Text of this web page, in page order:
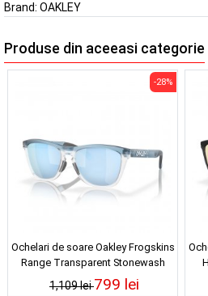
Brand: OAKLEY
Produse din aceeasi categorie
Ochelari de soare Oakley Frogskins
Range Transparent Stonewash
Prizm Deep Water Polarized
1,109 lei
-28%
799 lei